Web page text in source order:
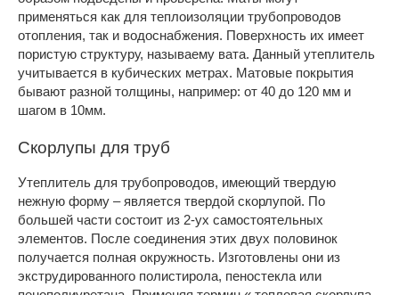
применяться как для теплоизоляции трубопроводов
отопления, так и водоснабжения. Поверхность их имеет
пористую структуру, называему вата. Данный утеплитель
учитывается в кубических метрах. Матовые покрытия
бывают разной толщины, например: от 40 до 120 мм и
шагом в 10мм.
Скорлупы для труб
Утеплитель для трубопроводов, имеющий твердую
нежную форму – является твердой скорлупой. По
большей части состоит из 2-ух самостоятельных
элементов. После соединения этих двух половинок
получается полная окружность. Изготовлены они из
экструдированного полистирола, пеностекла или